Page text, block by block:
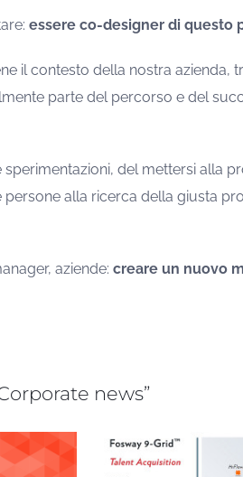
essere co-designer di questo
il contesto della nostra azienda,
parte del percorso e del
sperimentazioni, del mettersi alla
alla ricerca della giusta
aziende: creare un nuovo
news”